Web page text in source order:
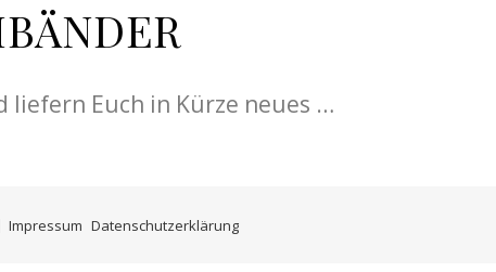
liefern Euch in Kürze neues …
Impressum Datenschutzerklärung